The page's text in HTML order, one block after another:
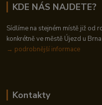
KDE NÁS NAJDETE?
Sídlíme na stejném místě již od
konkrétně ve městě Újezd u
→ podrobnější informace
Kontakty